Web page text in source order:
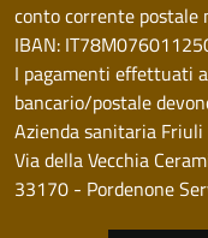
conto corrente postale
IBAN:
I pagamenti effettuati
bancario/postale
Azienda sanitaria Friuli
Via della Vecchia
33170 - Pordenone